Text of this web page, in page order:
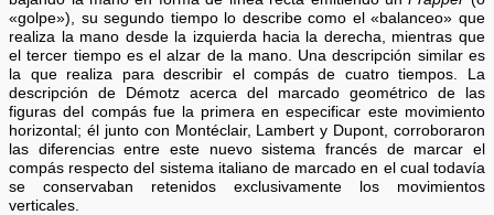
«golpe»), su segundo tiempo lo describe como el «balanceo» que
realiza la mano desde la izquierda hacia la derecha, mientras que
el tercer tiempo es el alzar de la mano. Una descripción similar es
la que realiza para describir el compás de cuatro tiempos. La
descripción de Démotz acerca del marcado geométrico de las
figuras del compás fue la primera en especificar este movimiento
horizontal; él junto con Montéclair, Lambert y Dupont, corroboraron
las diferencias entre este nuevo sistema francés de marcar el
compás respecto del sistema italiano de marcado en el cual todavía
se conservaban retenidos exclusivamente los movimientos
verticales.